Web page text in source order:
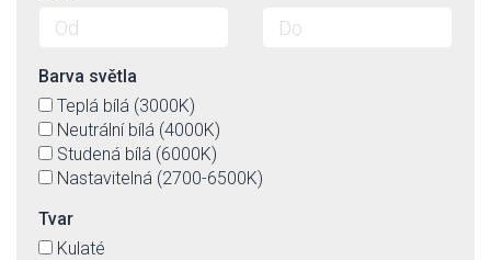
Barva světla
Teplá bílá (3000K)
Neutrální bílá (4000K)
Studená bílá (6000K)
Nastavitelná (2700-6500K)
Tvar
Kulaté